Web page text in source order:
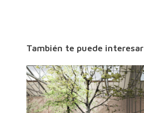
También te puede interesar